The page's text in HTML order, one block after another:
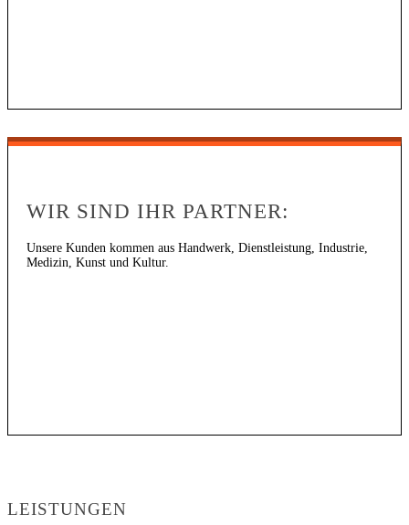
WIR SIND IHR PARTNER:
Unsere Kunden kommen aus Handwerk, Dienstleistung, Industrie,
Medizin, Kunst und Kultur.
LEISTUNGEN